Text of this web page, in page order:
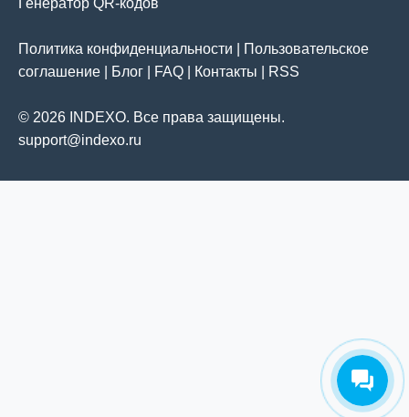
Генератор QR-кодов
Политика конфиденциальности
Пользовательское
соглашение
Блог FAQ Контакты RSS
© 2026 INDEXO. Все права защищены.
support@indexo.ru